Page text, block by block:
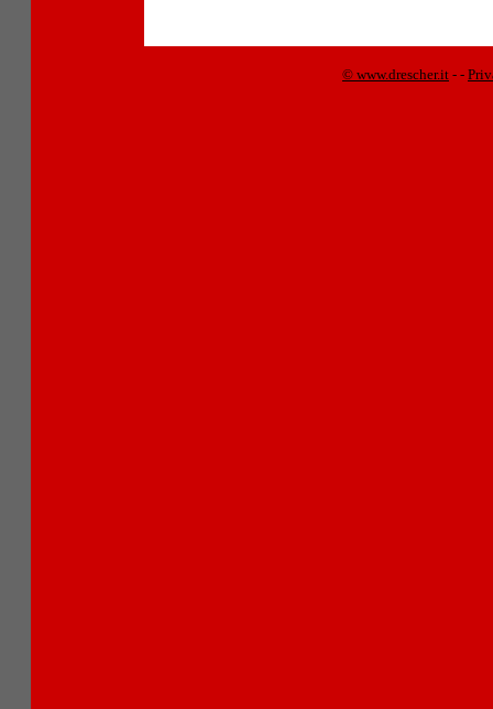
© www.drescher.it - -